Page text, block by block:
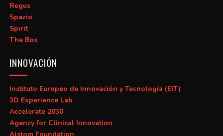
Regus
Spazio
Spirit
The Box
INNOVACIÓN
Instituto Europeo de Innovación y Tecnología (EIT)
3D Experience Lab
Accelerate 2030
Agency for Clinical Innovation